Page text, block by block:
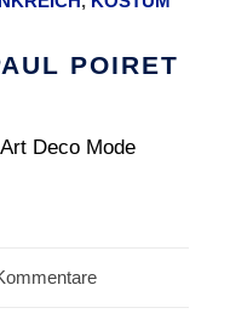
POIRET
Deco Mode